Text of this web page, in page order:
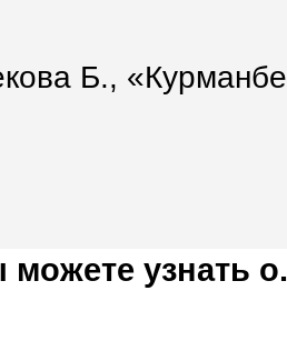
Б.,
узнать